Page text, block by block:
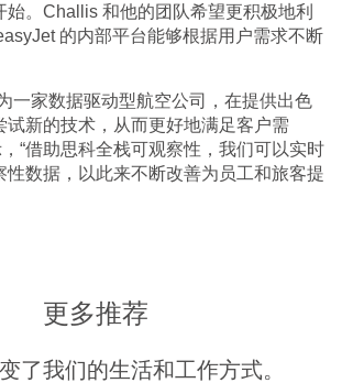
始。Challis 和他的团队希望更积极地利
的内部平台能够根据用户需求不断
一家数据驱动型航空公司，在提供出色
试新的技术，从而更好地满足客户需
“借助思科全栈可观察性，我们可以实时
性数据，以此来不断改善为员工和旅客提
更多推荐
了我们的生活和工作方式。